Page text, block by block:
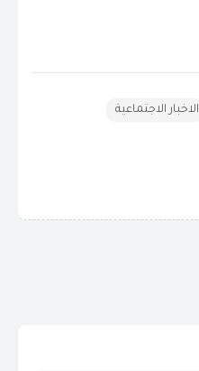
الاخبار الاجتماعية